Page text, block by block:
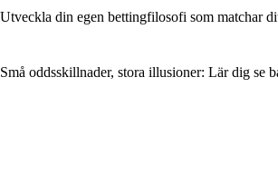
Utveckla din egen bettingfilosofi som matchar
Små oddsskillnader, stora illusioner: Lär dig se